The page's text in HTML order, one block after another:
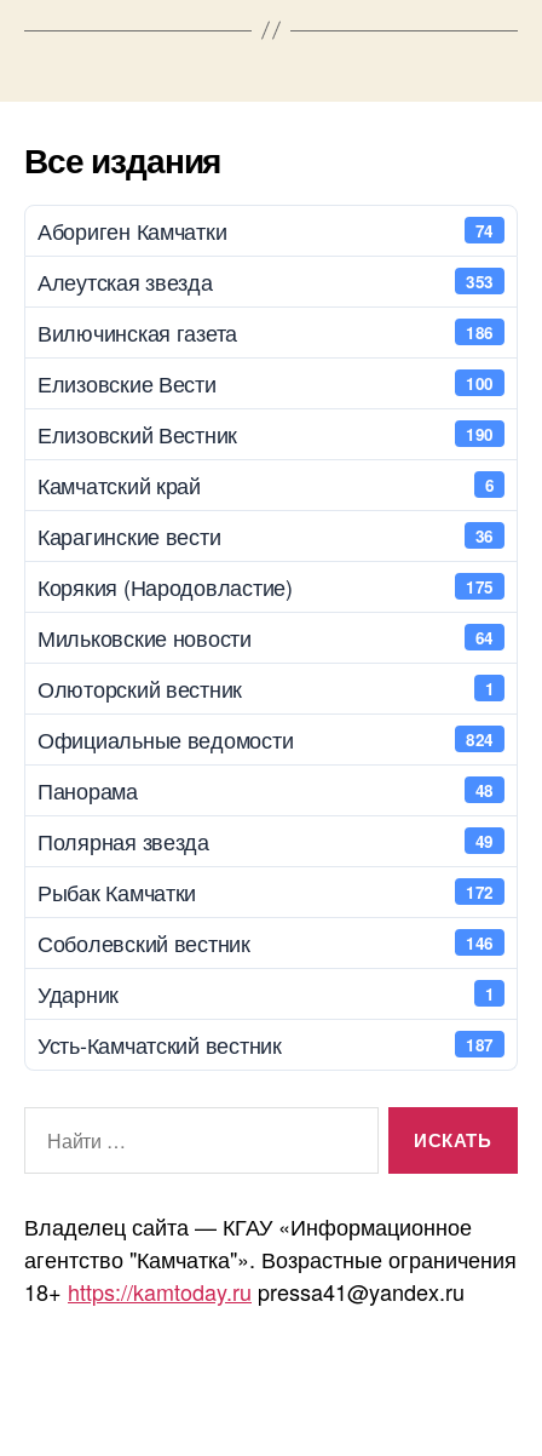
Все издания
Абориген Камчатки 74
Алеутская звезда 353
Вилючинская газета 186
Елизовские Вести 100
Елизовский Вестник 190
Камчатский край 6
Карагинские вести 36
Корякия (Народовластие) 175
Мильковские новости 64
Олюторский вестник 1
Официальные ведомости 824
Панорама 48
Полярная звезда 49
Рыбак Камчатки 172
Соболевский вестник 146
Ударник 1
Усть-Камчатский вестник 187
Владелец сайта — КГАУ «Информационное
агентство "Камчатка"». Возрастные ограничения
18+ https://kamtoday.ru pressa41@yandex.ru